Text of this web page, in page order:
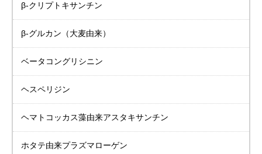
β-クリプトキサンチン
β-グルカン（大麦由来）
ベータコングリシニン
ヘスペリジン
ヘマトコッカス藻由来アスタキサンチン
ホタテ由来プラズマローゲン